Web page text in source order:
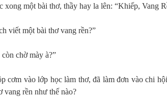
xong một bài thơ, thầy hay la lên: “Khiếp, Vang
viết một bài thơ vang rền?”
chờ mày à?”
cơm vào lớp học làm thơ, đã làm đơn vào chi
vang rền như thế nào?